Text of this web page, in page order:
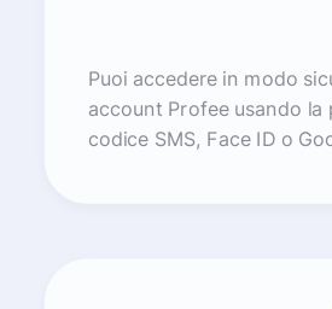
Puoi accedere in modo
account Profee usando la
codice SMS, Face ID o